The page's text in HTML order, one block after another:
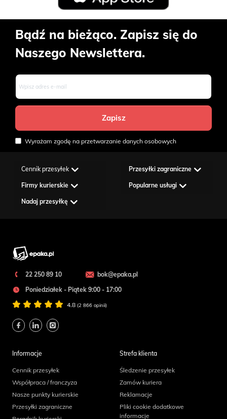
Bądź na bieżąco. Zapisz się do
Naszego Newslettera.
Wyrażam zgodę na przetwarzanie danych osobowych
Cennik przesyłek Przesyłki zagraniczne
Firmy kurierskie Popularne usługi
Nadaj przesyłkę
22 250 89 10
bok@epaka.pl
Poniedziałek - Piątek 9:00 - 17:00
4.8 (2 866 opinii)
Informacje
Cennik przesyłek
Współpraca / franczyza
Nasze punkty kurierskie
Przesyłki zagraniczne
Strefa klienta
Śledzenie przesyłek
Zamów kuriera
Reklamacje
Pliki cookie dodatkowe
informacje